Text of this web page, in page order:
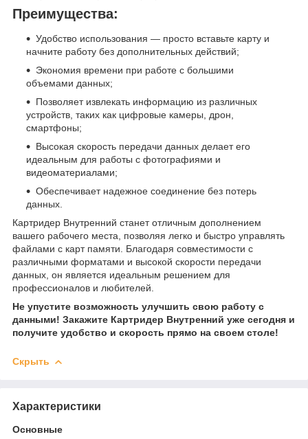
Преимущества:
Удобство использования — просто вставьте карту и
начните работу без дополнительных действий;
Экономия времени при работе с большими
объемами данных;
Позволяет извлекать информацию из различных
устройств, таких как цифровые камеры, дрон,
смартфоны;
Высокая скорость передачи данных делает его
идеальным для работы с фотографиями и
видеоматериалами;
Обеспечивает надежное соединение без потерь
данных.
Картридер Внутренний станет отличным дополнением
вашего рабочего места, позволяя легко и быстро управлять
файлами с карт памяти. Благодаря совместимости с
различными форматами и высокой скорости передачи
данных, он является идеальным решением для
профессионалов и любителей.
Не упустите возможность улучшить свою работу с
данными! Закажите Картридер Внутренний уже сегодня и
получите удобство и скорость прямо на своем столе!
Скрыть
Характеристики
Основные